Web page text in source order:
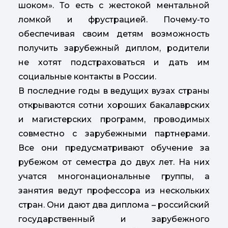
шоком». То есть с жестокой ментальной
ломкой и фрустрацией. Почему-то
обеспечивая своим детям возможность
получить зарубежный диплом, родители
не хотят подстраховаться и дать им
социальные контакты в России.
В последние годы в ведущих вузах страны
открываются сотни хороших бакалаврских
и магистерских программ, проводимых
совместно с зарубежными партнерами.
Все они предусматривают обучение за
рубежом от семестра до двух лет. На них
учатся многонациональные группы, а
занятия ведут профессора из нескольких
стран. Они дают два диплома – российский
государственный и зарубежного